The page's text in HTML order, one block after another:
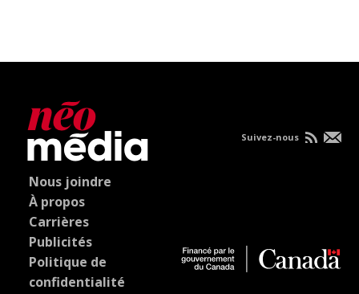
Nous joindre
À propos
Carrières
Publicités
Politique de
confidentialité
Suivez-nous